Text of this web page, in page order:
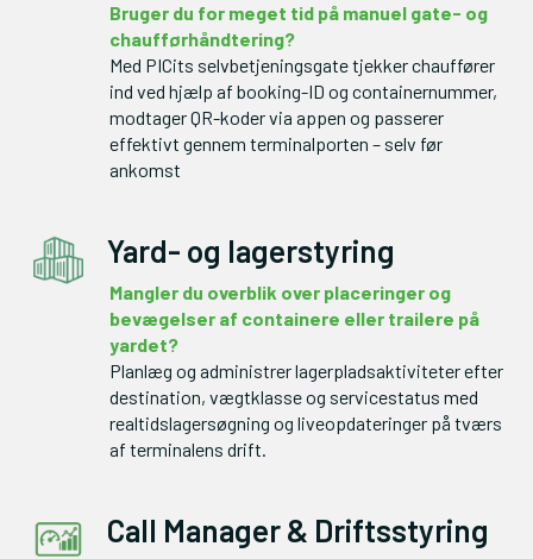
Bruger du for meget tid på manuel gate- og
Med PICits selvbetjeningsgate tjekker chauffører
ind ved hjælp af booking-ID og containernummer,
modtager QR-koder via appen og passerer
effektivt gennem terminalporten – selv før
ankomst
Yard- og lagerstyring
Mangler du overblik over placeringer og
bevægelser af containere eller trailere på
yardet?
Planlæg og administrer lagerpladsaktiviteter efter
destination, vægtklasse og servicestatus med
realtidslagersøgning og liveopdateringer på tværs
af terminalens drift.
Call Manager & Driftsstyring